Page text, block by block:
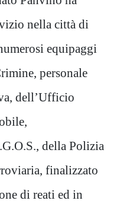
nella città di
equipaggi
, personale
dell’Ufficio
della Polizia
finalizzato
di reati ed in